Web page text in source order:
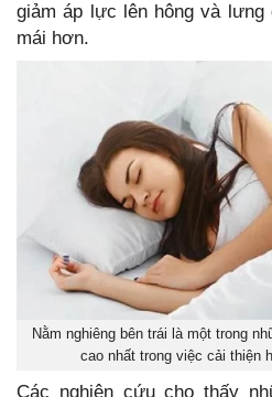
giảm áp lực lên hông và
mái hơn.
Nằm nghiêng bên trái là một trong
cao nhất trong việc cải thiện
Các nghiên cứu cho thấy